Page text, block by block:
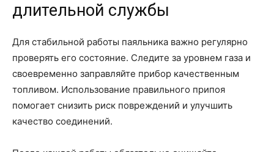
длительной службы
Для стабильной работы паяльника важно регулярно
проверять его состояние. Следите за уровнем газа и
своевременно заправляйте прибор качественным
топливом. Использование правильного припоя
помогает снизить риск повреждений и улучшить
качество соединений.